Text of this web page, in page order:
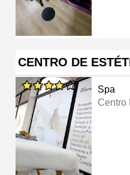
CENTRO DE
Spa
Centro